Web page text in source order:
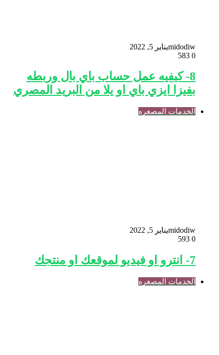
midodiwيناير 5, 2022
0
8- كيفيه عمل حساب باي بال وربطه
بفيزا ايزي باي او يلا من البريد المصري
الخدمات المصغره
midodiwيناير 5, 2022
0
7- انترو او فيديو لموقعك او منتجك
الخدمات المصغره